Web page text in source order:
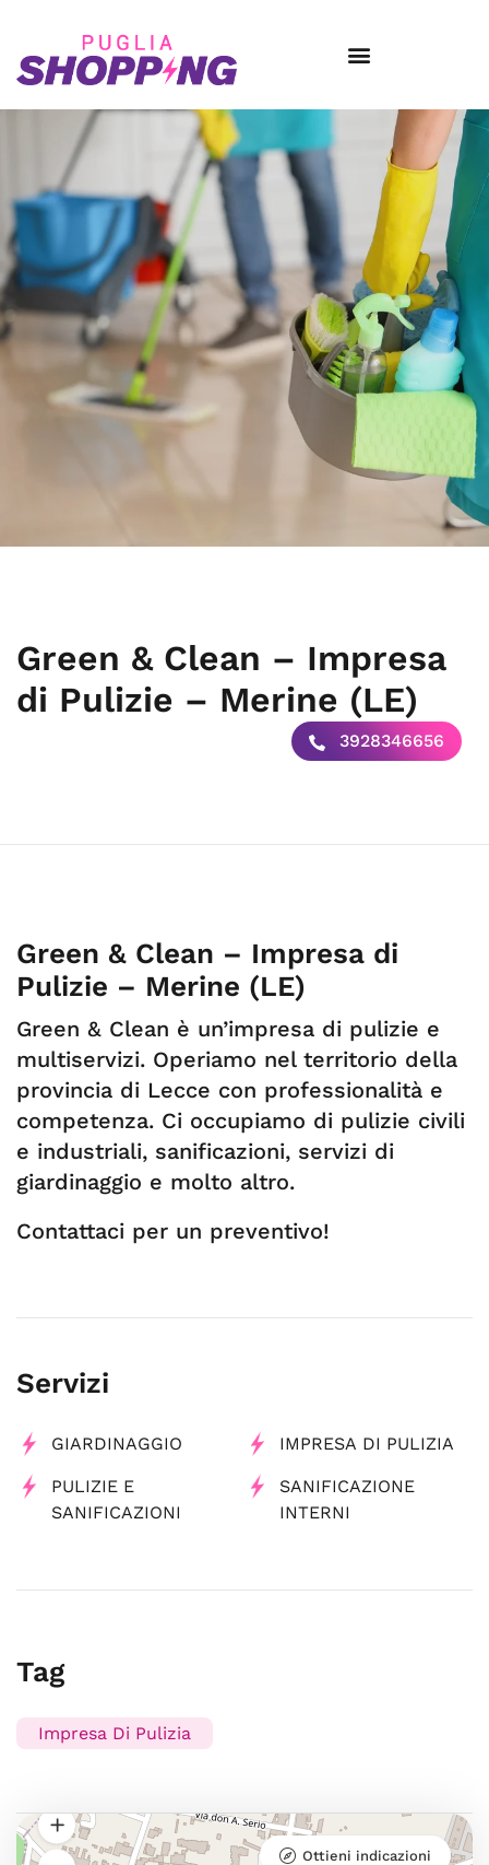
Green & Clean – Impresa
di Pulizie – Merine (LE)
3928346656
Green & Clean – Impresa di
Pulizie – Merine (LE)
Green & Clean è un’impresa di pulizie e
multiservizi. Operiamo nel territorio della
provincia di Lecce con professionalità e
competenza. Ci occupiamo di pulizie civili
e industriali, sanificazioni, servizi di
giardinaggio e molto altro.
Contattaci per un preventivo!
Servizi
GIARDINAGGIO IMPRESA DI PULIZIA
PULIZIE E
SANIFICAZIONI
SANIFICAZIONE
INTERNI
Tag
Impresa Di Pulizia
Ottieni indicazioni